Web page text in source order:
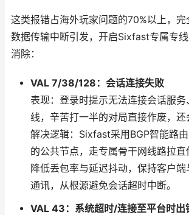
这类报错占海外玩家问题的70%以上，完
数据传输中断引发，开启Sixfast专属专
消除：
VAL 7/38/128：会话连接失败
表现：登录时提示无法连接会话服
线，辛苦打一半的对局直接作废，还
解决逻辑：Sixfast采用BGP智能路
的公共节点，走专属骨干网线路拉
降低丢包率与延迟抖动，保持客户
通讯，从根源避免会话超时中断。
VAL 43：系统超时/连接至平台时出